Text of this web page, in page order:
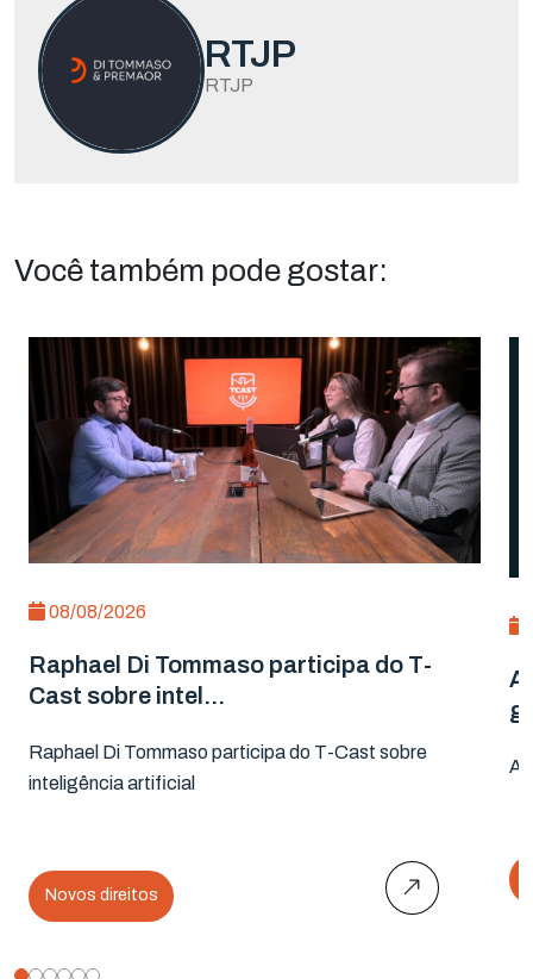
RTJP
RTJP
Você também pode gostar:
08/08/2026
Raphael Di Tommaso participa do T-
Cast sobre intel...
Raphael Di Tommaso participa do T-Cast sobre
inteligência artificial
Novos direitos